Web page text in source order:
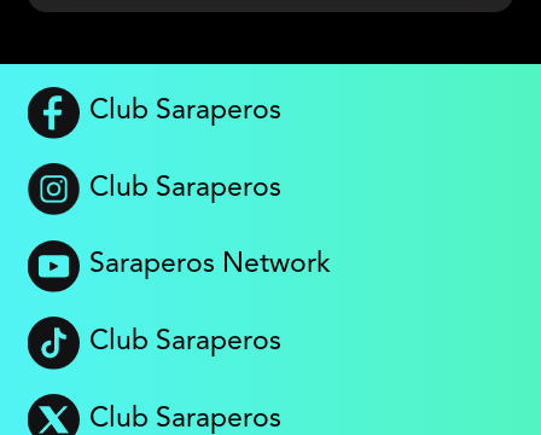
Club Saraperos
Club Saraperos
Saraperos Network
Club Saraperos
Club Saraperos